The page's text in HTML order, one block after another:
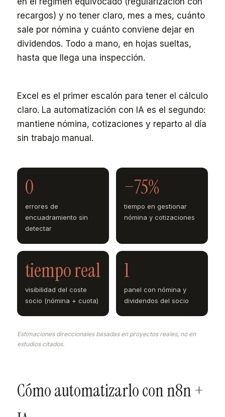
recargos) y no tener claro, mes a mes, cuánto
sale por nómina y cuánto conviene dejar en
dividendos. Todo a mano, en hojas sueltas,
hasta que llega una inspección.
Excel es el primer escalón para tener el cálculo
claro. La automatización con IA es el segundo:
mantiene nómina, cotizaciones y reparto al día
sin trabajo manual.
0
errores de
encuadramiento sin
detectar
−75%
tiempo en gestionar
nómina y cotizaciones
tiempo real
visibilidad del coste
socio (nómina + cuota)
1
panel con nómina y
dividendos del socio
Estimaciones direccionales basadas en proyectos reales, no en
estudios citados.
Cómo automatizarlo con n8n +